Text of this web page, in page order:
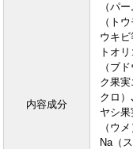
内容成分
（パ
（ト
ウキ
トオ
（ブ
ク果
クロ
ヤシ
（ウ
Na（